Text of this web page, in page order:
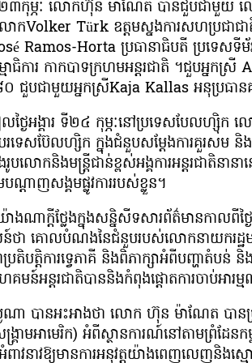
២៣កុម្ភៈ លោកហ៊ុន ម៉ាណែត បានជួបជាមួយ ល
កVolker Türk ឧត្តមស្នងការសហប្រជាជាតិ
Ramos-Horta ប្រធានាធិបតី ប្រទេស
ាធិការ កាកបាទក្រហមអន្តរជាតិ ។ជួបអ្នកស្
ជួបជាមួយអ្នកស្រីKaja Kallas អនុប្រធាន
ថ្ងៃអង្គារ ទី២៤ កុម្ភៈនៅប្រទេសបែលហ្ស៊ិក
បរទេសប៊ែលហ្សិក ក្នុងជំនួបសម្តែងការគួរសម
រូបលោកនិងមន្ត្រីជាន់ខ្ពស់អង្គការអន្តរជាតិ
ណ្ដាញសង្គមផ្លូវការរបស់ខ្លួន។
ងណាក្ដីថ្លែងក្នុងសន្និសីទសារព័ត៌មានកាលពីថ្ង
ថា គោលបំណងនៃជំនួបរបស់លោកនាយករដ្ឋមន្
តិបត្តិការទ្វេភាគី និងពិភាក្សាអំពីបញ្ហាតំបន់
មន៍អន្តរជាតិបាននិងកំពុងផ្តោតការចាប់អារ
បានអះអាងថា លោក ហ៊ុន ម៉ាណែត បានប្រា
សង្រ្គាមអាមេរិក) អំពីស្ថានការណ៍នៅតាមព្រំដែ
ាវនាវឱ្យមានការអនុវត្តយ៉ាងពេញលេញនិងស្ម